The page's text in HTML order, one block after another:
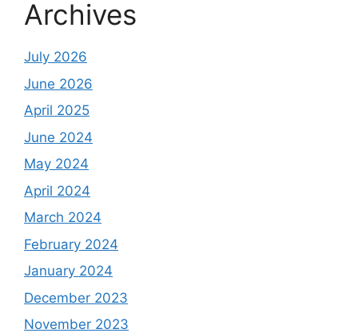
Archives
July 2026
June 2026
April 2025
June 2024
May 2024
April 2024
March 2024
February 2024
January 2024
December 2023
November 2023